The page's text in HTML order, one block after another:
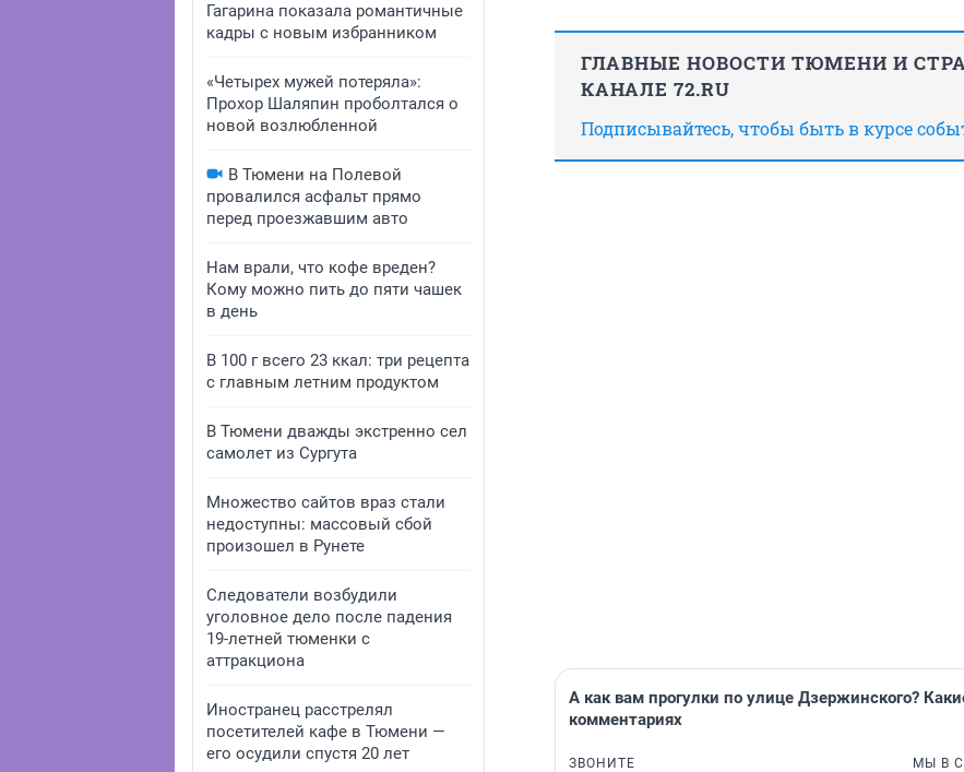
Гагарина показала романтичные
кадры с новым избранником
«Четырех мужей потеряла»:
Прохор Шаляпин проболтался о
новой возлюбленной
В Тюмени на Полевой
провалился асфальт прямо
перед проезжавшим авто
Нам врали, что кофе вреден?
Кому можно пить до пяти чашек
в день
В 100 г всего 23 ккал: три рецепта
с главным летним продуктом
В Тюмени дважды экстренно сел
самолет из Сургута
Множество сайтов враз стали
недоступны: массовый сбой
произошел в Рунете
Следователи возбудили
уголовное дело после падения
19-летней тюменки с
аттракциона
Иностранец расстрелял
посетителей кафе в Тюмени —
его осудили спустя 20 лет
ГЛАВНЫЕ НОВОСТИ ТЮМЕНИ И
КАНАЛЕ 72.RU
Подписывайтесь, чтобы быть в курсе
А как вам прогулки по улице Дзержинского?
комментариях
ЗВОНИТЕ МЫ В